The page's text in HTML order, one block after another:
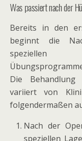
Was passiert nach der
Bereits in den
beginnt die
speziellen
Die Behandlung
variiert von
folgendermaßen
Nach der
speziellen